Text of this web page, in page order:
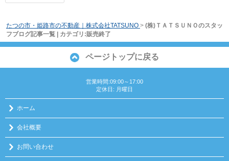
たつの市・姫路市の不動産｜株式会社TATSUNO > (株)ＴＡＴＳＵＮＯのスタッ
フブログ記事一覧 | カテゴリ:販売終了
ページトップに戻る
営業時間:09:00～17:00
定休日: 月曜日
ホーム
会社概要
お問い合わせ